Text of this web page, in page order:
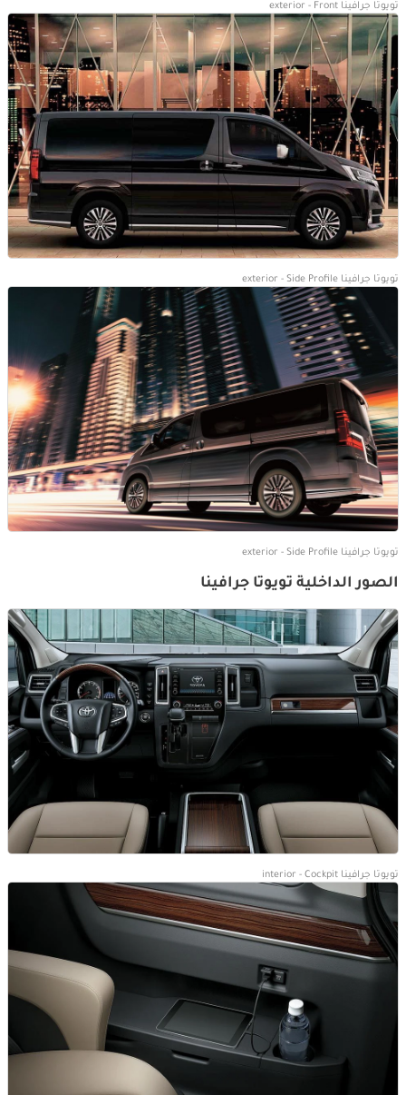
تويوتا جرافينا exterior - Front
تويوتا جرافينا exterior - Side Profile
تويوتا جرافينا exterior - Side Profile
الصور الداخلية تويوتا جرافينا
تويوتا جرافينا interior - Cockpit